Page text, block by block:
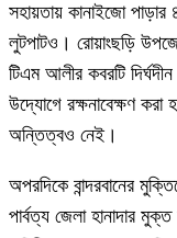
সহায়তায় কানাইজো পাড়ার
লুটপাটও। রোয়াংছড়ি
টিএম আলীর কবরটি
উদ্যোগে রক্ষনাবেক্ষণ করা
অন্তিত্বও নেই।
অপরদিকে বান্দরবানের
পার্বত্য জেলা হানাদার